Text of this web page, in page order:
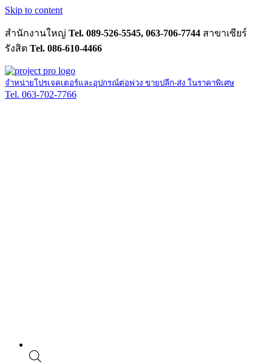
Skip to content
สำนักงานใหญ่ Tel. 089-526-5545, 063-706-7744 สาขาเซียร์
รังสิต Tel. 086-610-4466
จำหน่ายโปรเจคเตอร์และอุปกรณ์ต่อพ่วง ขายปลีก-ส่ง ในราคาพิเศษ
Tel. 063-702-7766